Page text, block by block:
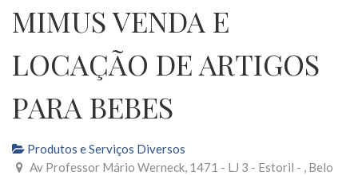
MIMUS VENDA E
LOCAÇÃO DE ARTIGOS
PARA BEBES
Produtos e Serviços Diversos
Av Professor Mário Werneck, 1471 - LJ 3 - Estoril - , Belo